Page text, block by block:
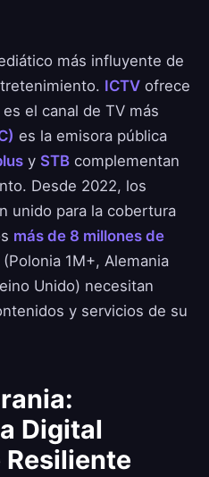
más influyente de
ICTV ofrece
es el canal de TV más
es la emisora pública
y STB complementan
Desde 2022, los
unido para la cobertura
más de 8 millones de
(Polonia 1M+, Alemania
Unido) necesitan
y servicios de su
Digital